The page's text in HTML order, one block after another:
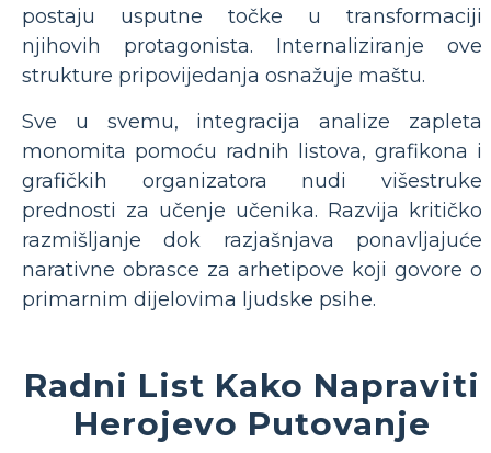
postaju usputne točke u transformaciji
njihovih protagonista. Internaliziranje ove
strukture pripovijedanja osnažuje maštu.
Sve u svemu, integracija analize zapleta
monomita pomoću radnih listova, grafikona i
grafičkih organizatora nudi višestruke
prednosti za učenje učenika. Razvija kritičko
razmišljanje dok razjašnjava ponavljajuće
narativne obrasce za arhetipove koji govore o
primarnim dijelovima ljudske psihe.
Radni List Kako Napraviti
Herojevo Putovanje